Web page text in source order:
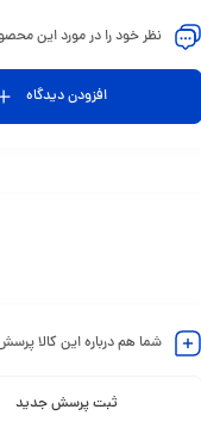
نظر خود را در مورد این
افزودن دیدگاه
شما هم درباره این کالا
ثبت پرسش جدید